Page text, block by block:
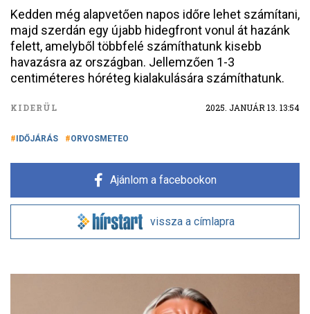
Kedden még alapvetően napos időre lehet számítani,
majd szerdán egy újabb hidegfront vonul át hazánk
felett, amelyből többfelé számíthatunk kisebb
havazásra az országban. Jellemzően 1-3
centiméteres hóréteg kialakulására számíthatunk.
KIDERÜL 2025. JANUÁR 13. 13:54
IDŐJÁRÁS ORVOSMETEO
Ajánlom a facebookon
vissza a címlapra